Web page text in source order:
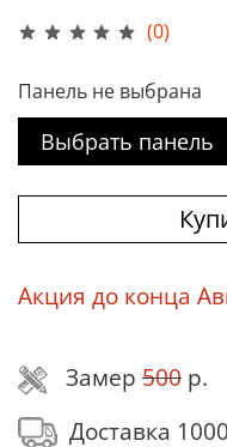
(0)
Панель не выбрана
Выбрать панель
Акция до конца
Замер 500 р.
Доставка